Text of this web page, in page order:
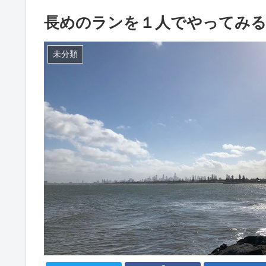
長めのランを１人でやってみる
未分類